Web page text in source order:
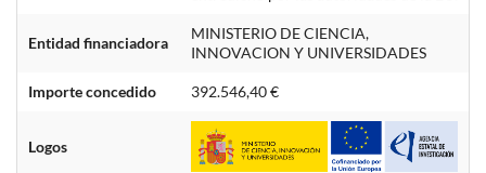
Entidad financiadora
MINISTERIO DE CIENCIA,
INNOVACION Y UNIVERSIDADES
Importe concedido 392.546,40 €
Logos